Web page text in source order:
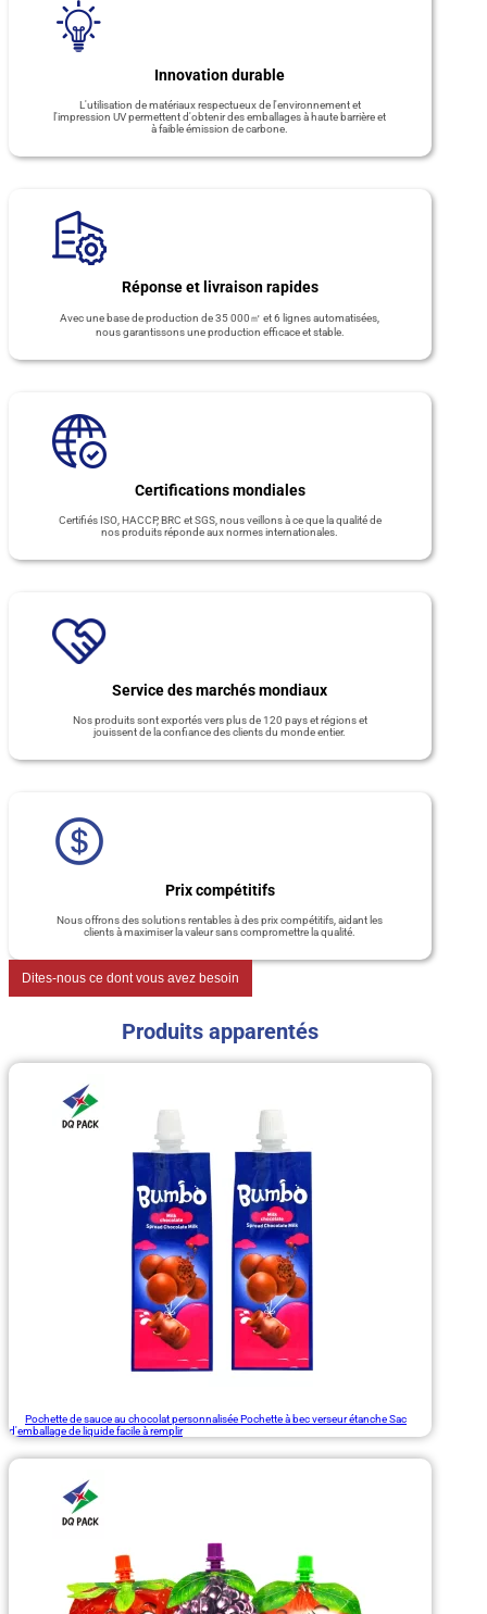
Innovation durable
L'utilisation de matériaux respectueux de l'environnement et
l'impression UV permettent d'obtenir des emballages à haute barrière et
à faible émission de carbone.
Réponse et livraison rapides
Avec une base de production de 35 000㎡ et 6 lignes automatisées,
nous garantissons une production efficace et stable.
Certifications mondiales
Certifiés ISO, HACCP, BRC et SGS, nous veillons à ce que la qualité de
nos produits réponde aux normes internationales.
Service des marchés mondiaux
Nos produits sont exportés vers plus de 120 pays et régions et
jouissent de la confiance des clients du monde entier.
Prix compétitifs
Nous offrons des solutions rentables à des prix compétitifs, aidant les
clients à maximiser la valeur sans compromettre la qualité.
Dites-nous ce dont vous avez besoin
Produits apparentés
Pochette de sauce au chocolat personnalisée Pochette à bec verseur étanche Sac
d'emballage de liquide facile à remplir